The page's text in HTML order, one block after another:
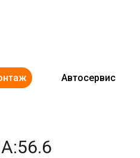
Автосервис